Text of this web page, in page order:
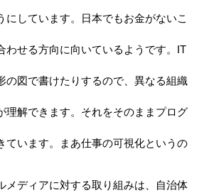
にしています。日本でもお金がないこ
わせる方向に向いているようです。IT
の図で書けたりするので、異なる組織
理解できます。それをそのままプログ
ています。まあ仕事の可視化というの
ディアに対する取り組みは、自治体